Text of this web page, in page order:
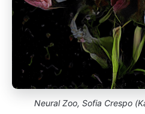
Neural Zoo, Sofia Crespo